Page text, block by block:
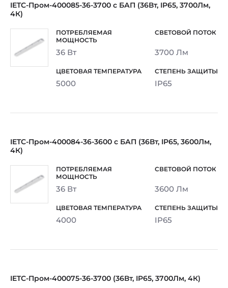
IETC-Пром-400085-36-3700 с БАП (36Вт, IP65, 3700Лм,
4К)
36 Вт 3700 Лм
5000 IP65
IETC-Пром-400084-36-3600 с БАП (36Вт, IP65, 3600Лм,
4К)
36 Вт 3600 Лм
4000 IP65
IETC-Пром-400075-36-3700 (36Вт, IP65, 3700Лм, 4К)